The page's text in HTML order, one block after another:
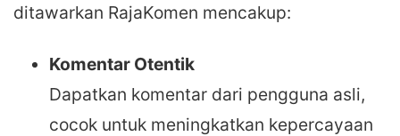
ditawarkan RajaKomen mencakup:
Komentar Otentik
Dapatkan komentar dari pengguna asli,
cocok untuk meningkatkan kepercayaan